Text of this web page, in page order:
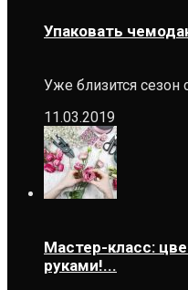
Упаковать
Уже близится сезон
11.03.2019
Мастер-класс:
руками!...